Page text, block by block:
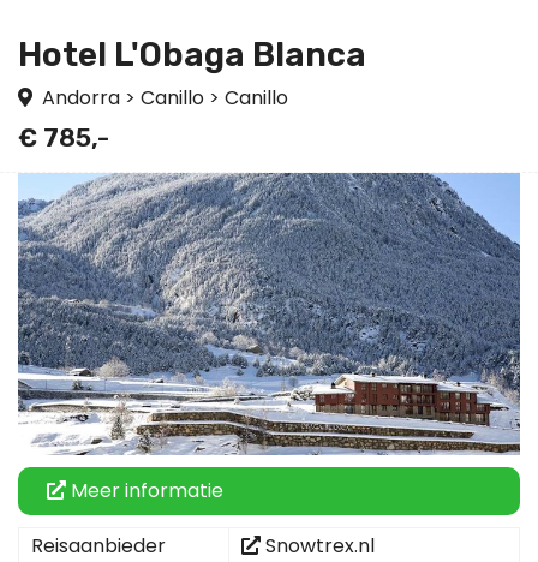
Hotel L'Obaga Blanca
Andorra > Canillo > Canillo
€ 785,-
Meer informatie
Reisaanbieder
Snowtrex.nl